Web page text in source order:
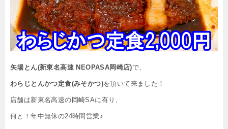
矢場とん(新東名高速 NEOPASA岡崎店)で、
わらじとんかつ定食(みそかつ)を頂いて来ました！
店舗は新東名高速の岡崎SAに有り、
何と！年中無休の24時間営業♪